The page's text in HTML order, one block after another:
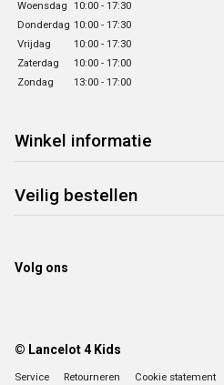
Woensdag 10:00 - 17:30
Donderdag 10:00 - 17:30
Vrijdag
10:00 - 17:30
Zaterdag
10:00 - 17:00
Zondag
13:00 - 17:00
Winkel informatie
Veilig bestellen
Volg ons
© Lancelot 4 Kids
Service Retourneren Cookie statement